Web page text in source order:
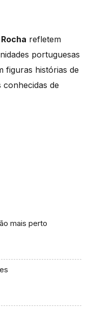
refletem
portuguesas
figuras histórias de
conhecidas de
mais perto